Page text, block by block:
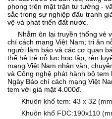
phong trên mặt trận tư tưởng -
sắc trong sự nghiệp đấu tranh
vệ và phát triển đất nước.
Nhằm ôn lại truyền thống vẻ
chí cách mạng Việt Nam; tri ân
người làm báo và các cơ quan
thế hệ trẻ nỗ lực học tập, rèn
mạng Việt Nam nhân văn,
và Công nghệ phát hành bộ tem
Ngày Báo chí cách mạng Việt
tem với giá mặt 4.000đ.
Khuôn khổ tem: 43 x 32
Khuôn khổ FDC:190x110